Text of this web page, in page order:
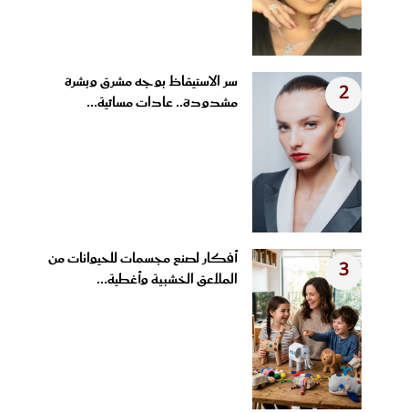
2
سر الاستيقاظ بوجه مشرق وبشرة
مشدودة.. عادات مسائية...
3
أفكار لصنع مجسمات للحيوانات من
الملاعق الخشبية وأغطية...